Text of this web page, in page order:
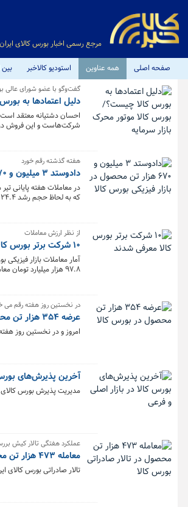
مرجع رسمی اخبار بورس کالای ایران
صفحه اصلی همه عناوین استودیو کالاخبر بین
گفت‌وگو با عضو شورای عالی
دلیل اعتمادها به
احسان دشتیانه معتقد است
شرکت‌هاست و این فروش
هفته گذشته رقم خورد
دادوستد ۳ میلیون و ۶۷۰ هزار تن محصول در بازار فیزیکی بورس کالا
که به لحاظ حجم رشد ۲۴.۴ درصدی معادل ۷۲۱ هزار تنی داشته است.
از نظر ارزش معاملات
۱۰ شرکت برتر بورس کالا معرفی شدند
۹۷.۸ هزار میلیارد تومان معامله شد. همچنین ارزش معاملات ۱۰ شرکت برتر به بیش از ۳۹.۹ هزار میلیارد تومان رسید.
در نخستین روز هفته رقم می
عرضه ۳۵۴ هزار تن محصول در بورس کالا
امروز و در نخستین روز هفته (شنبه ۱۰ مرداد ماه) تالارهای بورس کالا میزبان عرضه ۳۵۴
آخرین پذیرش‌های
مدیریت پذیرش بورس کالای ایران با صدور ۳۶ اطلاعیه از پذیرش‌های جدید
عملکرد هفتگی تالار کیش
معامله ۴۷۳ هزار تن محصول در تالار صادراتی بورس کالا
تالار صادراتی بورس کالای ایران در هفته منتهی به ۹ مردادماه